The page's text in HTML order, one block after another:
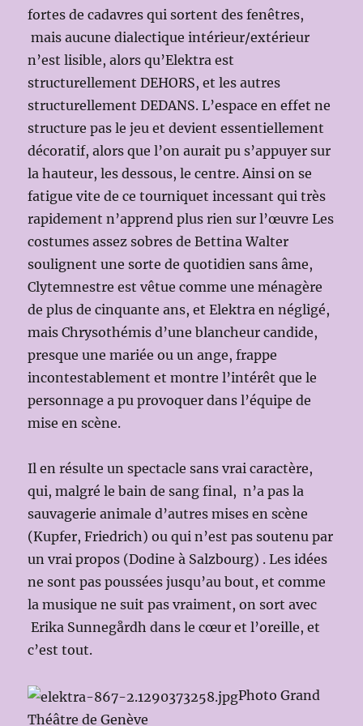
fortes de cadavres qui sortent des fenêtres,
mais aucune dialectique intérieur/extérieur
n’est lisible, alors qu’Elektra est
structurellement DEHORS, et les autres
structurellement DEDANS. L’espace en effet ne
structure pas le jeu et devient essentiellement
décoratif, alors que l’on aurait pu s’appuyer sur
la hauteur, les dessous, le centre. Ainsi on se
fatigue vite de ce tourniquet incessant qui très
rapidement n’apprend plus rien sur l’œuvre Les
costumes assez sobres de Bettina Walter
soulignent une sorte de quotidien sans âme,
Clytemnestre est vêtue comme une ménagère
de plus de cinquante ans, et Elektra en négligé,
mais Chrysothémis d’une blancheur candide,
presque une mariée ou un ange, frappe
incontestablement et montre l’intérêt que le
personnage a pu provoquer dans l’équipe de
mise en scène.
Il en résulte un spectacle sans vrai caractère,
qui, malgré le bain de sang final, n’a pas la
sauvagerie animale d’autres mises en scène
(Kupfer, Friedrich) ou qui n’est pas soutenu par
un vrai propos (Dodine à Salzbourg) . Les idées
ne sont pas poussées jusqu’au bout, et comme
la musique ne suit pas vraiment, on sort avec
Erika Sunnegårdh dans le cœur et l’oreille, et
c’est tout.
Photo Grand
Théâtre de Genève